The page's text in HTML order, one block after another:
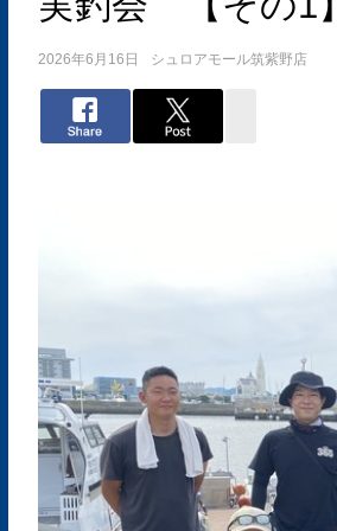
2026年6月16日 シュロアモール筑紫野店